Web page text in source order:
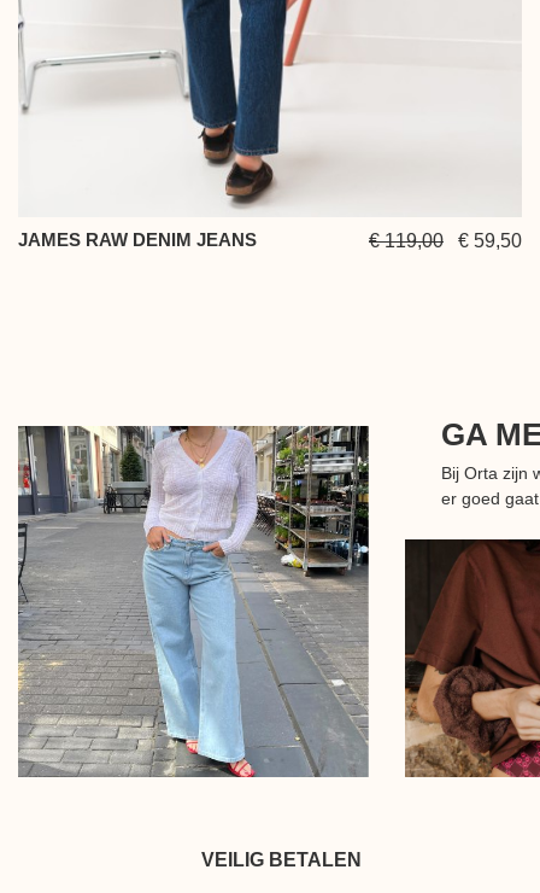
JAMES RAW DENIM JEANS € 119,00 € 59,50
GA
Bij Orta zijn
er goed
VEILIG BETALEN